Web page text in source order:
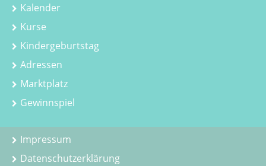
Kalender
Kurse
Kindergeburtstag
Adressen
Marktplatz
Gewinnspiel
Impressum
Datenschutzerklärung